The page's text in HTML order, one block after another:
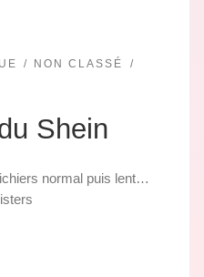
NON CLASSÉ
Shein
normal puis lent…